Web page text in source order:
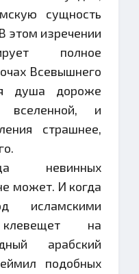
сущность
этом изречении
полное
Всевышнего
душа дороже
вселенной, и
страшнее,
невинных
может. И когда
исламскими
на
арабский
подобных